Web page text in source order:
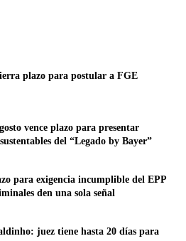
plazo para postular a FGE
vence plazo para presentar
para exigencia incumplible del EPP
den una sola señal
juez tiene hasta 20 días para